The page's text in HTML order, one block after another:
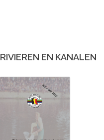
RIVIEREN EN KANALEN